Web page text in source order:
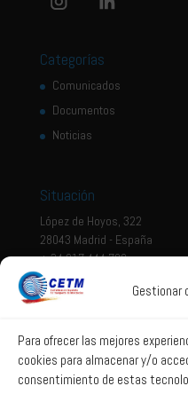
Gestionar
Para ofrecer las mejores
cookies para almacenar y/o
consentimiento de estas
Categorías
Comunicados
Documentos
Noticias
Situación
López de Hoyos, 322
28043 Madrid - España
+ 34 917 444 700
Aviso legal
Política de privacidad
Política de Sistema Interno